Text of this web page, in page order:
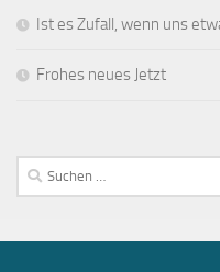
Ist es Zufall, wenn uns
Frohes neues Jetzt
Suchen
nach: